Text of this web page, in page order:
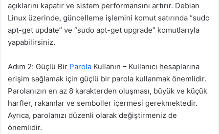
açıklarını kapatır ve sistem performansını artırır. Debian
Linux üzerinde, güncelleme işlemini komut satırında “sudo
apt-get update” ve “sudo apt-get upgrade” komutlarıyla
yapabilirsiniz.
Adım 2: Güçlü Bir Parola Kullanın – Kullanıcı hesaplarına
erişim sağlamak için güçlü bir parola kullanmak önemlidir.
Parolanızın en az 8 karakterden oluşması, büyük ve küçük
harfler, rakamlar ve semboller içermesi gerekmektedir.
Ayrıca, parolanızı düzenli olarak değiştirmeniz de
önemlidir.